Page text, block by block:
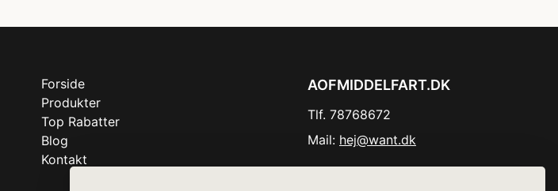
Forside
Produkter
Top Rabatter
Blog
Kontakt
AOFMIDDELFART.DK
Tlf. 78768672
Mail: hej@want.dk